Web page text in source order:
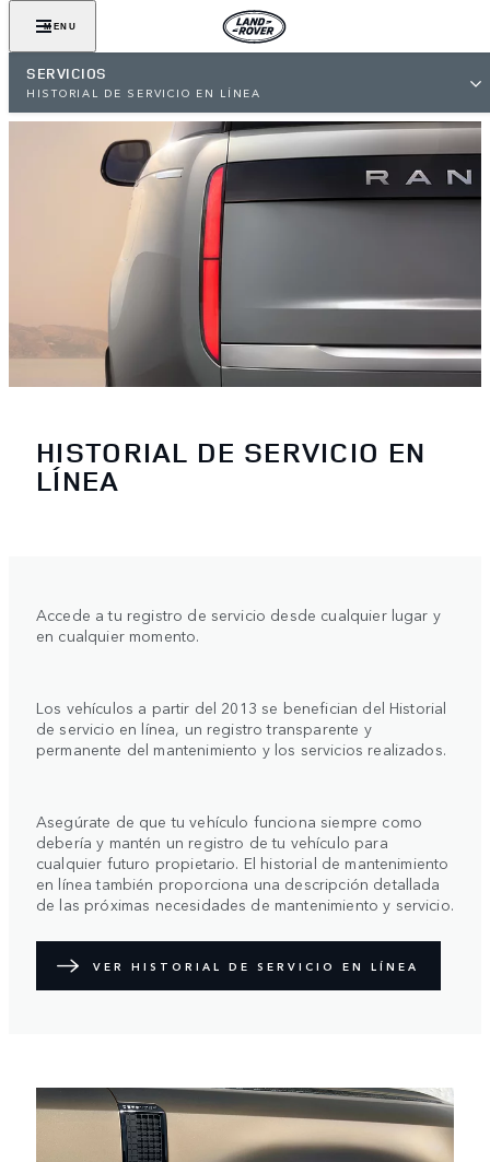
MENU
SERVICIOS
HISTORIAL DE SERVICIO EN LÍNEA
HISTORIAL DE SERVICIO EN
LÍNEA
Accede a tu registro de servicio desde cualquier lugar y
en cualquier momento.
Los vehículos a partir del 2013 se benefician del Historial
de servicio en línea, un registro transparente y
permanente del mantenimiento y los servicios realizados.
Asegúrate de que tu vehículo funciona siempre como
debería y mantén un registro de tu vehículo para
cualquier futuro propietario. El historial de mantenimiento
en línea también proporciona una descripción detallada
de las próximas necesidades de mantenimiento y servicio.
VER HISTORIAL DE SERVICIO EN LÍNEA